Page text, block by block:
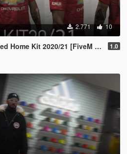
2.771 10
Kit 2020/21 [FiveM READY] 1.0